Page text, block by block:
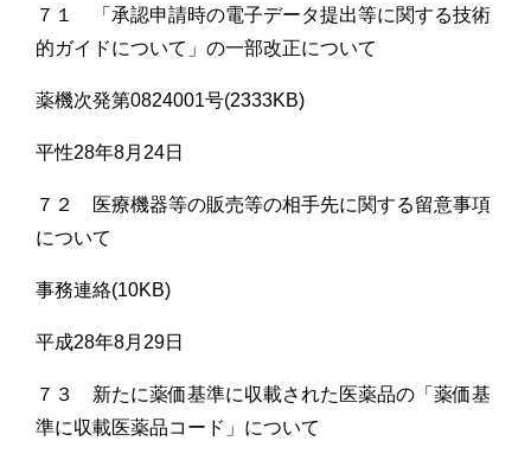
７１ 「承認申請時の電子データ提出等に関する技術
的ガイドについて」の一部改正について
薬機次発第0824001号(2333KB)
平性28年8月24日
７２ 医療機器等の販売等の相手先に関する留意事項
について
事務連絡(10KB)
平成28年8月29日
７３ 新たに薬価基準に収載された医薬品の「薬価基
準に収載医薬品コード」について